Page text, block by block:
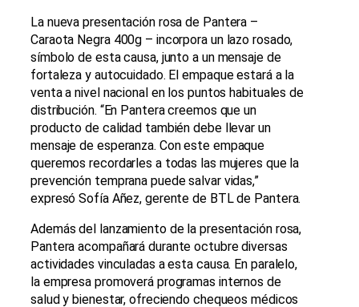
La nueva presentación rosa de Pantera –
Caraota Negra 400g – incorpora un lazo rosado,
símbolo de esta causa, junto a un mensaje de
fortaleza y autocuidado. El empaque estará a la
venta a nivel nacional en los puntos habituales de
distribución. “En Pantera creemos que un
producto de calidad también debe llevar un
mensaje de esperanza. Con este empaque
queremos recordarles a todas las mujeres que la
prevención temprana puede salvar vidas,”
expresó Sofía Añez, gerente de BTL de Pantera.
Además del lanzamiento de la presentación rosa,
Pantera acompañará durante octubre diversas
actividades vinculadas a esta causa. En paralelo,
la empresa promoverá programas internos de
salud y bienestar, ofreciendo chequeos médicos